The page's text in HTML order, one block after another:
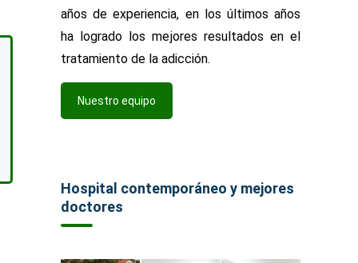
años de experiencia, en los últimos años
ha logrado los mejores resultados en el
tratamiento de la adicción.
Nuestro equipo
Hospital contemporáneo y mejores
doctores